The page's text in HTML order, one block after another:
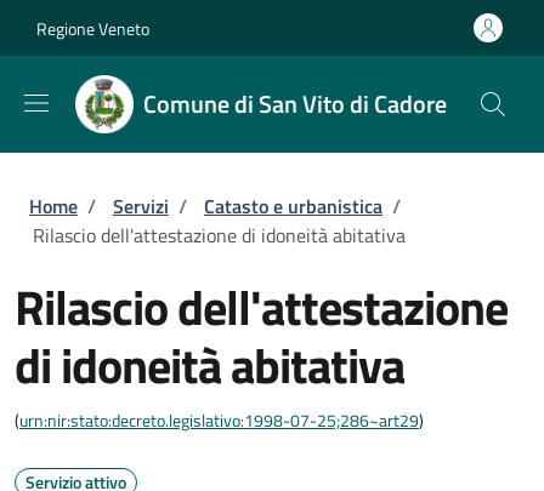
Regione Veneto
Comune di San Vito di Cadore
Briciole di pane
Home / Servizi / Catasto e urbanistica /
Rilascio dell'attestazione di idoneità abitativa
Rilascio dell'attestazione
di idoneità abitativa
(urn:nir:stato:decreto.legislativo:1998-07-25;286~art29)
Servizio attivo